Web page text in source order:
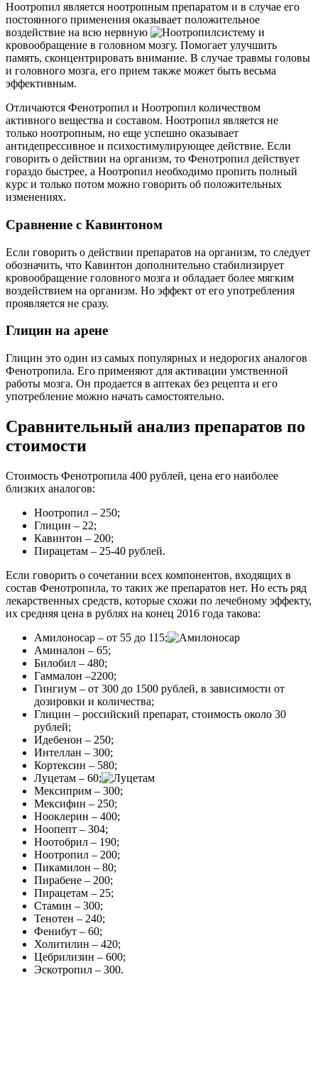
Ноотропил является ноотропным препаратом и в случае его
постоянного применения оказывает положительное
воздействие на всю нервную
систему и
кровообращение в головном мозгу. Помогает улучшить
память, сконцентрировать внимание. В случае травмы головы
и головного мозга, его прием также может быть весьма
эффективным.
Отличаются Фенотропил и Ноотропил количеством
активного вещества и составом. Ноотропил является не
только ноотропным, но еще успешно оказывает
антидепрессивное и психостимулирующее действие. Если
говорить о действии на организм, то Фенотропил действует
гораздо быстрее, а Ноотропил необходимо пропить полный
курс и только потом можно говорить об положительных
изменениях.
Сравнение с Кавинтоном
Если говорить о действии препаратов на организм, то следует
обозначить, что Кавинтон дополнительно стабилизирует
кровообращение головного мозга и обладает более мягким
воздействием на организм. Но эффект от его употребления
проявляется не сразу.
Глицин на арене
Глицин это один из самых популярных и недорогих аналогов
Фенотропила. Его применяют для активации умственной
работы мозга. Он продается в аптеках без рецепта и его
употребление можно начать самостоятельно.
Сравнительный анализ препаратов по
стоимости
Стоимость Фенотропила 400 рублей, цена его наиболее
близких аналогов:
Ноотропил – 250;
Глицин – 22;
Кавинтон – 200;
Пирацетам – 25-40 рублей.
Если говорить о сочетании всех компонентов, входящих в
состав Фенотропила, то таких же препаратов нет. Но есть ряд
лекарственных средств, которые схожи по лечебному эффекту,
их средняя цена в рублях на конец 2016 года такова:
Амилоносар – от 55 до 115;
Аминалон – 65;
Билобил – 480;
Гаммалон –2200;
Гингиум – от 300 до 1500 рублей, в зависимости от
дозировки и количества;
Глицин – российский препарат, стоимость около 30
рублей;
Идебенон – 250;
Интеллан – 300;
Кортексин – 580;
Луцетам – 60;
Мексиприм – 300;
Мексифин – 250;
Нооклерин – 400;
Ноопепт – 304;
Ноотобрил – 190;
Ноотропил – 200;
Пикамилон – 80;
Пирабене – 200;
Пирацетам – 25;
Стамин – 300;
Тенотен – 240;
Фенибут – 60;
Холитилин – 420;
Цебрилизин – 600;
Эскотропил – 300.